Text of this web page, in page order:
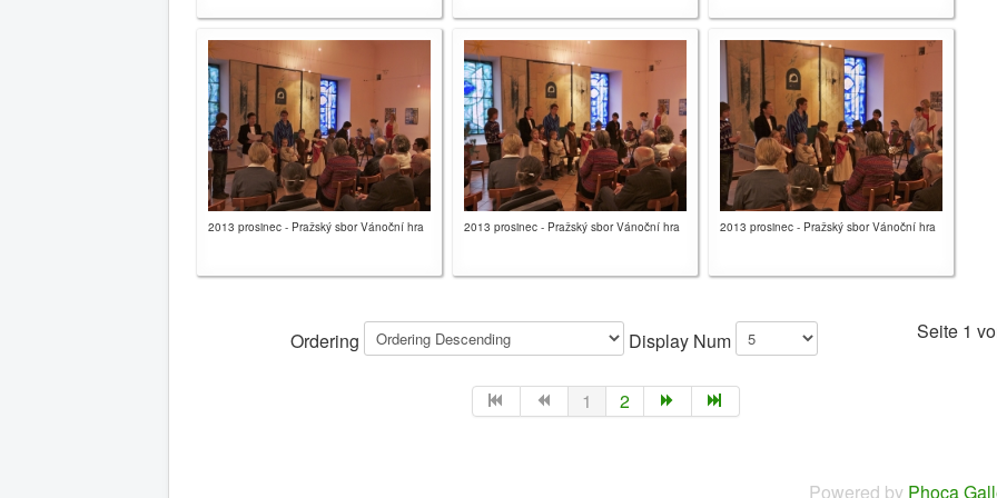
2013 prosinec - Pražský sbor Vánoční hra 2013 prosinec - Pražský sbor Vánoční hra 2013 prosinec - Pražský sbor Vánoční hra
Ordering Display Num Seite 1
1 2
Powered by Phoca